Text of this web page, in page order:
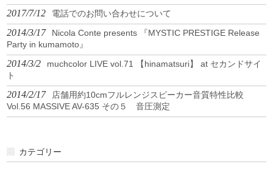
2017/7/12 電話でのお問い合わせについて
2014/3/17
Nicola Conte presents 『MYSTIC PRESTIGE Release
Party in kumamoto』
2014/3/2
muchcolor LIVE vol.71 【hinamatsuri】 at セカンドサイ
ト
2014/2/17
店舗用約10cmフルレンジスピーカー音質特性比較
Vol.56 MASSIVE AV-635 その５ 音圧測定
カテゴリー